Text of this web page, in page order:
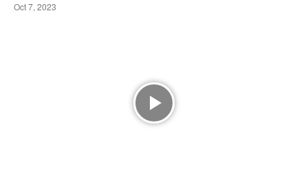
Oct 7, 2023